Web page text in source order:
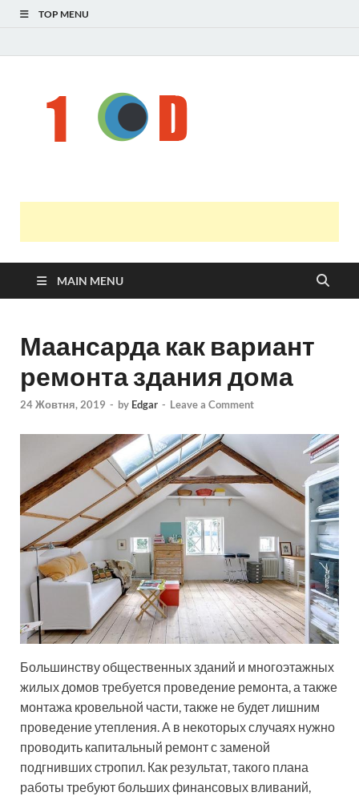
TOP MENU
MAIN MENU
Маансарда как вариант
ремонта здания дома
24 Жовтня, 2019 - by Edgar - Leave a Comment
Большинству общественных зданий и многоэтажных
жилых домов требуется проведение ремонта, а также
монтажа кровельной части, также не будет лишним
проведение утепления. А в некоторых случаях нужно
проводить капитальный ремонт с заменой
подгнивших стропил. Как результат, такого плана
работы требуют больших финансовых вливаний,